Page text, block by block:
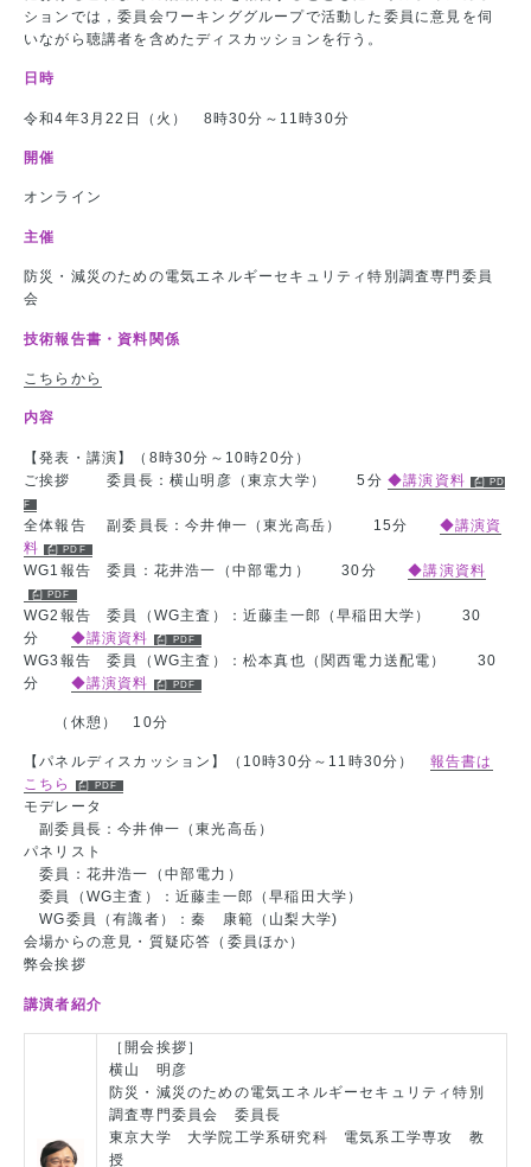
ションでは，委員会ワーキンググループで活動した委員に意見を伺
いながら聴講者を含めたディスカッションを行う。
日時
令和4年3月22日（火） 8時30分～11時30分
開催
オンライン
主催
防災・減災のための電気エネルギーセキュリティ特別調査専門委員
会
技術報告書・資料関係
こちらから
内容
【発表・講演】
（8時30分～10時20分）
ご挨拶 委員長：横山明彦（東京大学） 5分 ◆講演資料
全体報告 副委員長：今井伸一（東光高岳） 15分 ◆講演資
料
WG1報告 委員：花井浩一（中部電力） 30分◆講演資料
WG2報告 委員（WG主査）：近藤圭一郎（早稲田大学） 30
分 ◆講演資料
WG3報告 委員（WG主査）：松本真也（関西電力送配電） 30
分 ◆講演資料
（休憩） 10分
【パネルディスカッション】 （10時30分～11時30分） 報告書は
こちら
モデレータ
副委員長：今井伸一（東光高岳）
パネリスト
委員：花井浩一（中部電力）
委員（WG主査）：近藤圭一郎（早稲田大学）
WG委員（有識者）：秦 康範（山梨大学)
会場からの意見・質疑応答（委員ほか）
弊会挨拶
講演者紹介
［開会挨拶］
横山 明彦
防災・減災のための電気エネルギーセキュリティ特別
調査専門委員会 委員長
東京大学 大学院工学系研究科 電気系工学専攻 教
授